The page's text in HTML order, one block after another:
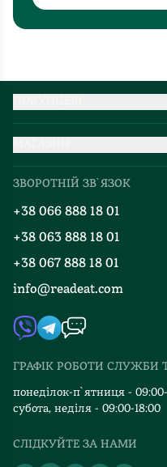
Добірки
Блог
Події
Книгарні
Контакти
Автори
Видавництва
Відгуки та оцінка RDT
ЗВОРОТНІЙ ЗВ`ЯЗОК
+38 066 888 18 01
+38 063 888 18 01
+38 067 888 18 01
info@readeat.com
ГРАФІК РОБОТИ СЛУЖБИ
понеділок-п`ятниця -
субота, неділя - 09:00-18:00
СЛІДКУЙТЕ ЗА НАМИ